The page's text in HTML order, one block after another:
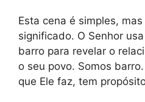
Esta cena é simples,
significado. O Senhor
barro para revelar o
o seu povo. Somos
que Ele faz, tem